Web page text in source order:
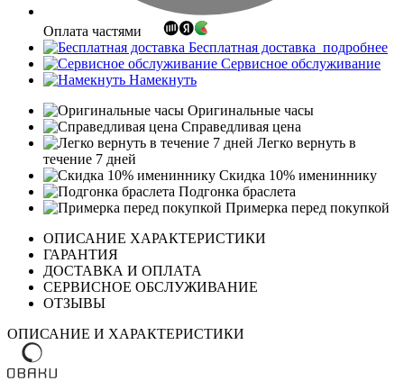
Оплата частями
Бесплатная доставка подробнее
Сервисное обслуживание
Намекнуть
Оригинальные часы
Справедливая цена
Легко вернуть в
течение 7 дней
Скидка 10% имениннику
Подгонка браслета
Примерка перед покупкой
ОПИСАНИЕ ХАРАКТЕРИСТИКИ
ГАРАНТИЯ
ДОСТАВКА И ОПЛАТА
СЕРВИСНОЕ ОБСЛУЖИВАНИЕ
ОТЗЫВЫ
ОПИСАНИЕ И ХАРАКТЕРИСТИКИ